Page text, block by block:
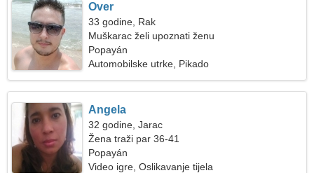
Over
33 godine, Rak
Muškarac želi upoznati ženu
Popayán
Automobilske utrke, Pikado
Angela
32 godine, Jarac
Žena traži par 36-41
Popayán
Video igre, Oslikavanje tijela